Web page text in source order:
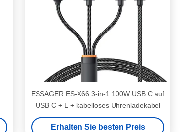
ESSAGER ES-X66 3-in-1 100W USB C auf
USB C + L + kabelloses Uhrenladekabel
Erhalten Sie besten Preis